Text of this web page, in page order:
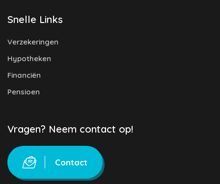
Snelle Links
Verzekeringen
Hypotheken
Financiën
Pensioen
Vragen? Neem contact op!
Contact